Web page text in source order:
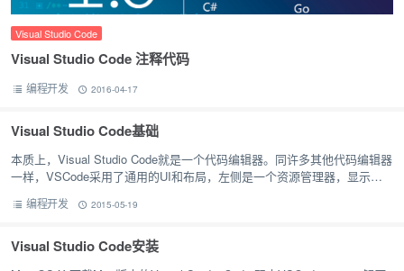
Visual Studio Code
Visual Studio Code 注释代码
编程开发 2016-04-17
Visual Studio Code基础
本质上，Visual Studio Code就是一个代码编辑器。同许多其他代码编辑器
一样，VSCode采用了通用的UI和布局，左侧是一个资源管理器，显示所
编程开发 2015-05-19
Visual Studio Code安装